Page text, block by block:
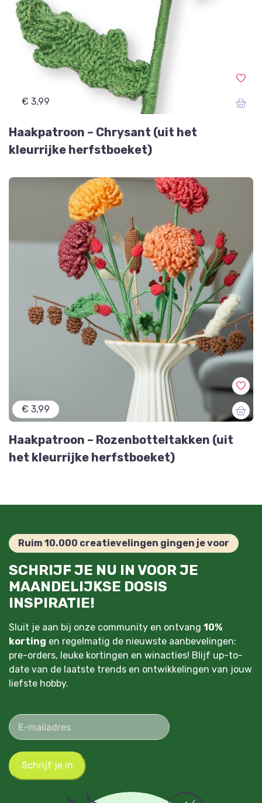
€ 3,99
Haakpatroon – Chrysant (uit het
kleurrijke herfstboeket)
€ 3,99
Haakpatroon – Rozenbotteltakken (uit
het kleurrijke herfstboeket)
Ruim 10.000 creatievelingen gingen je voor
SCHRIJF JE NU IN VOOR JE
MAANDELIJKSE DOSIS
INSPIRATIE!
Sluit je aan bij onze community en ontvang 10%
korting en regelmatig de nieuwste aanbevelingen:
pre-orders, leuke kortingen en winacties! Blijf up-to-
date van de laatste trends en ontwikkelingen van jouw
liefste hobby.
Schrijf je in